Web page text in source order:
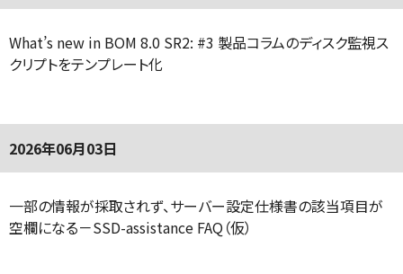
What’s new in BOM 8.0 SR2: #3 製品コラムのディスク監視ス
クリプトをテンプレート化
2026年06月03日
一部の情報が採取されず、サーバー設定仕様書の該当項目が
空欄になる－SSD-assistance FAQ（仮）